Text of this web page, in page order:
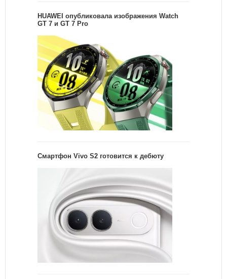
HUAWEI опубликовала изображения Watch
GT 7 и GT 7 Pro
Смартфон Vivo S2 готовится к дебюту